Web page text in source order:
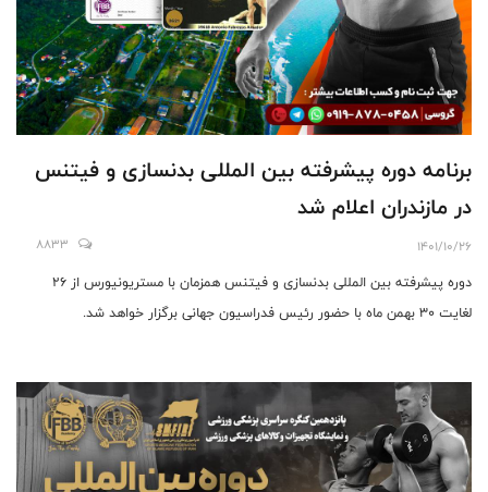
برنامه دوره پیشرفته بین المللی بدنسازی و فیتنس
در مازندران اعلام شد
1401/10/26
8833
دوره پیشرفته بین المللی بدنسازی و فیتنس همزمان با مستریونیورس از 26
لغایت 30 بهمن ماه با حضور رئیس فدراسیون جهانی برگزار خواهد شد.